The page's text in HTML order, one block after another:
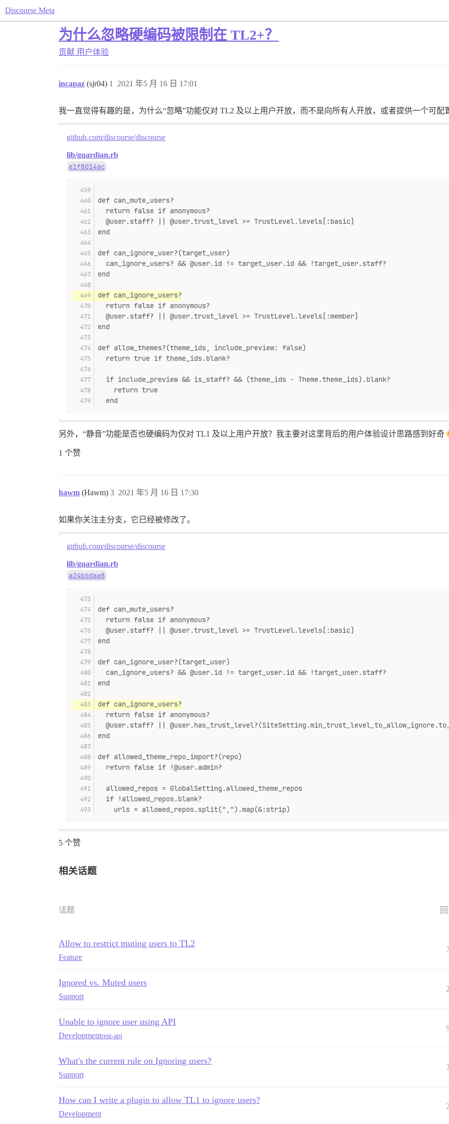
Discourse Meta
为什么忽略硬编码被限制在 TL2+？
贡献 用户体验
incapaz (sjr04) 2021 年5 月 16 日 17:01
1
我一直觉得有趣的是，为什么“忽略”功能仅对 TL2 及以上用户开放，而不是向所有人开放，或者提供一个可配
github.com/discourse/discourse
lib/guardian.rb
e1f8014ac
def can_mute_users?
  return false if anonymous?
  @user.staff? || @user.trust_level >= TrustLevel.levels[:basic]
end
def can_ignore_user?(target_user)
  can_ignore_users? && @user.id != target_user.id && !target_user.staff?
end
def can_ignore_users?
  return false if anonymous?
  @user.staff? || @user.trust_level >= TrustLevel.levels[:member]
end
def allow_themes?(theme_ids, include_preview: false)
  return true if theme_ids.blank?
  if include_preview && is_staff? && (theme_ids - Theme.theme_ids).blank?
    return true
  end
另外，“静音”功能是否也硬编码为仅对 TL1 及以上用户开放？我主要对这里背后的用户体验设计思路感到好奇
1 个赞
hawm (Hawm) 2021 年5 月 16 日 17:30
3
如果你关注主分支，它已经被修改了。
github.com/discourse/discourse
lib/guardian.rb
a24b6daa8
def can_mute_users?
  return false if anonymous?
  @user.staff? || @user.trust_level >= TrustLevel.levels[:basic]
end
def can_ignore_user?(target_user)
  can_ignore_users? && @user.id != target_user.id && !target_user.staff?
end
def can_ignore_users?
  return false if anonymous?
@user.staff? ||
end
def allowed_theme_repo_import?(repo)
  return false if !@user.admin?
  allowed_repos = GlobalSetting.allowed_theme_repos
  if !allowed_repos.blank?
    urls = allowed_repos.split(",").map(&:strip)
5 个赞
相关话题
话题
Allow to restrict muting users to TL2
Feature
Ignored vs. Muted users
Support
2
Unable to ignore user using API
Developmentrest-api
What's the current rule on Ignoring users?
Support
How can I write a plugin to allow TL1 to ignore users?
Development
2